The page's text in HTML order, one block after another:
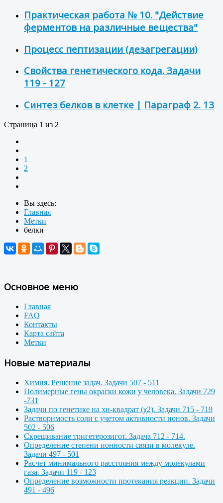
Практическая работа № 10. "Действие
ферментов на различные вещества"
Процесс пептизации (дезагрегации)
Свойства генетического кода. Задачи
119 - 127
Синтез белков в клетке | Параграф 2. 13
Страница 1 из 2
1
2
Вы здесь:
Главная
Метки
белки
Основное меню
Главная
FAQ
Контакты
Карта сайта
Метки
Новые материалы
Химия. Решение задач. Задачи 507 - 511
Полимерные гены окраски кожи у человека. Задачи 729
-731
Задачи по генетике на хи-квадрат (χ2). Задачи 715 - 719
Растворимость соли с учетом активности ионов. Задачи
502 - 506
Скрещивание тригетерозигот. Задача 712 - 714.
Определение степени ионности связи в молекуле.
Задачи 497 - 501
Расчет минимального расстояния между молекулами
газа. Задачи 119 - 123
Определение возможности протекания реакции. Задачи
491 - 496